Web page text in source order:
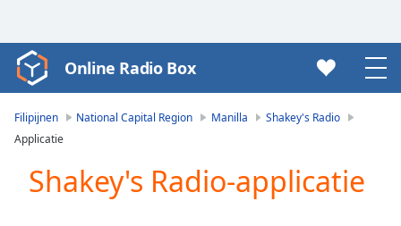
Video
Player
loading.
Video
Play
Online Radio Box
Filipijnen National Capital Region Manilla
Shakey's Radio
Applicatie
Shakey's Radio-applicatie